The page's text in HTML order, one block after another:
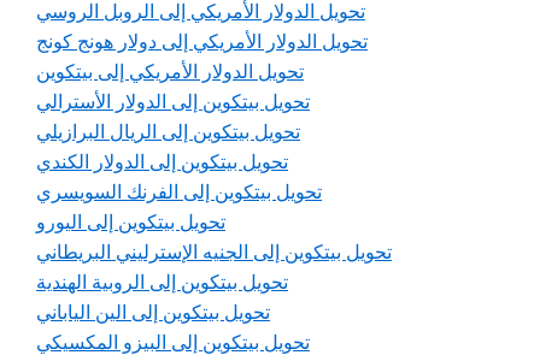
تحويل الدولار الأمريكي إلى الروبل الروسي
تحويل الدولار الأمريكي إلى دولار هونج كونج
تحويل الدولار الأمريكي إلى بيتكوين
تحويل بيتكوين إلى الدولار الأسترالي
تحويل بيتكوين إلى الريال البرازيلي
تحويل بيتكوين إلى الدولار الكندي
تحويل بيتكوين إلى الفرنك السويسري
تحويل بيتكوين إلى اليورو
تحويل بيتكوين إلى الجنيه الإسترليني البريطاني
تحويل بيتكوين إلى الروبية الهندية
تحويل بيتكوين إلى الين الياباني
تحويل بيتكوين إلى البيزو المكسيكي